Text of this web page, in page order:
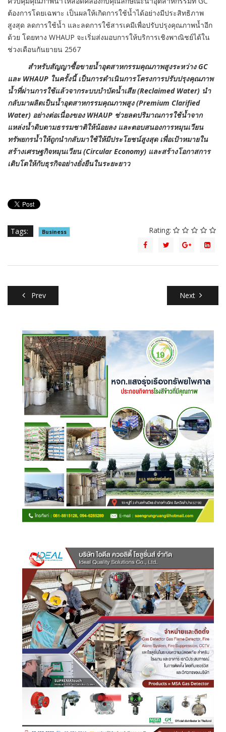
ต้องการโดยเฉพาะ เป็นผลให้เกิดการใช้น้ำได้อย่างมีประสิทธิภาพ
สูงสุด ลดการใช้น้ำ และลดการใช้สารเคมีเพื่อปรับปรุงคุณภาพน้ำอีก
ด้วย โดยทาง WHAUP จะเริ่มส่งมอบการให้บริการเชิงพาณิชย์ได้ใน
ช่วงเดือนกันยายน 2567
สำหรับสัญญาซื้อขายน้ำอุตสาหกรรมคุณภาพสูงระหว่าง GC
และ WHAUP ในครั้งนี้ เป็นการดำเนินการโครงการปรับปรุงคุณภาพ
น้ำที่ผ่านการใช้แล้วจากระบบบำบัดน้ำเสีย (Reclaimed Water) นำ
กลับมาผลิตเป็นน้ำอุตสาหกรรมคุณภาพสูง (Premium Clarified
Water) อย่างต่อเนื่องของ WHAUP ช่วยลดปริมาณการใช้น้ำจาก
แหล่งน้ำดิบตามธรรมชาติให้น้อยลง และตอบสนองการหมุนเวียน
ทรัพยกรน้ำให้ถูกนำกลับมาใช้ให้มีประโยชน์สูงสุด เพื่อเป้าหมายใน
สร้างเศรษฐกิจหมุนเวียน (Circular Economy) และสร้างโอกาสการ
เติบโตให้กับธุรกิจอย่างยั่งยืนในระยะยาว
Tags: Business Rating:
Prev Next